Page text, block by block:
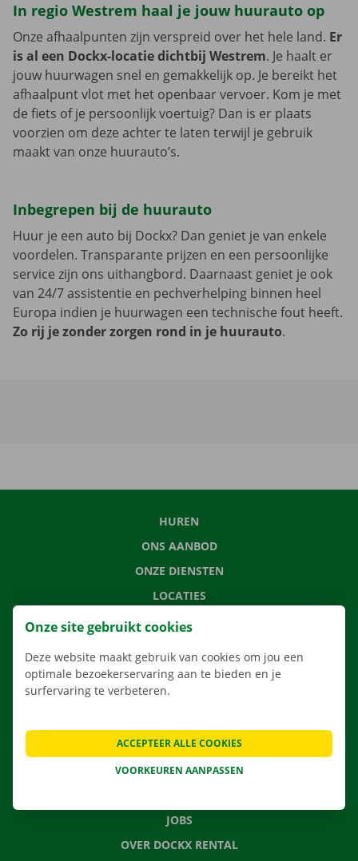
In regio Westrem haal je jouw huurauto op
Onze afhaalpunten zijn verspreid over het hele land. Er
is al een Dockx-locatie dichtbij Westrem. Je haalt er
jouw huurwagen snel en gemakkelijk op. Je bereikt het
afhaalpunt vlot met het openbaar vervoer. Kom je met
de fiets of je persoonlijk voertuig? Dan is er plaats
voorzien om deze achter te laten terwijl je gebruik
maakt van onze huurauto’s.
Inbegrepen bij de huurauto
Huur je een auto bij Dockx? Dan geniet je van enkele
voordelen. Transparante prijzen en een persoonlijke
service zijn ons uithangbord. Daarnaast geniet je ook
van 24/7 assistentie en pechverhelping binnen heel
Europa indien je huurwagen een technische fout heeft.
Zo rij je zonder zorgen rond in je huurauto.
HUREN
ONS AANBOD
ONZE DIENSTEN
LOCATIES
APP
VEELGESTELDE VRAGEN
NIEUWS
JOBS
OVER DOCKX RENTAL
Onze site gebruikt cookies
Deze website maakt gebruik van cookies om jou een
optimale bezoekerservaring aan te bieden en je
surfervaring te verbeteren.
VOORKEUREN AANPASSEN
ACCEPTEER ALLE COOKIES